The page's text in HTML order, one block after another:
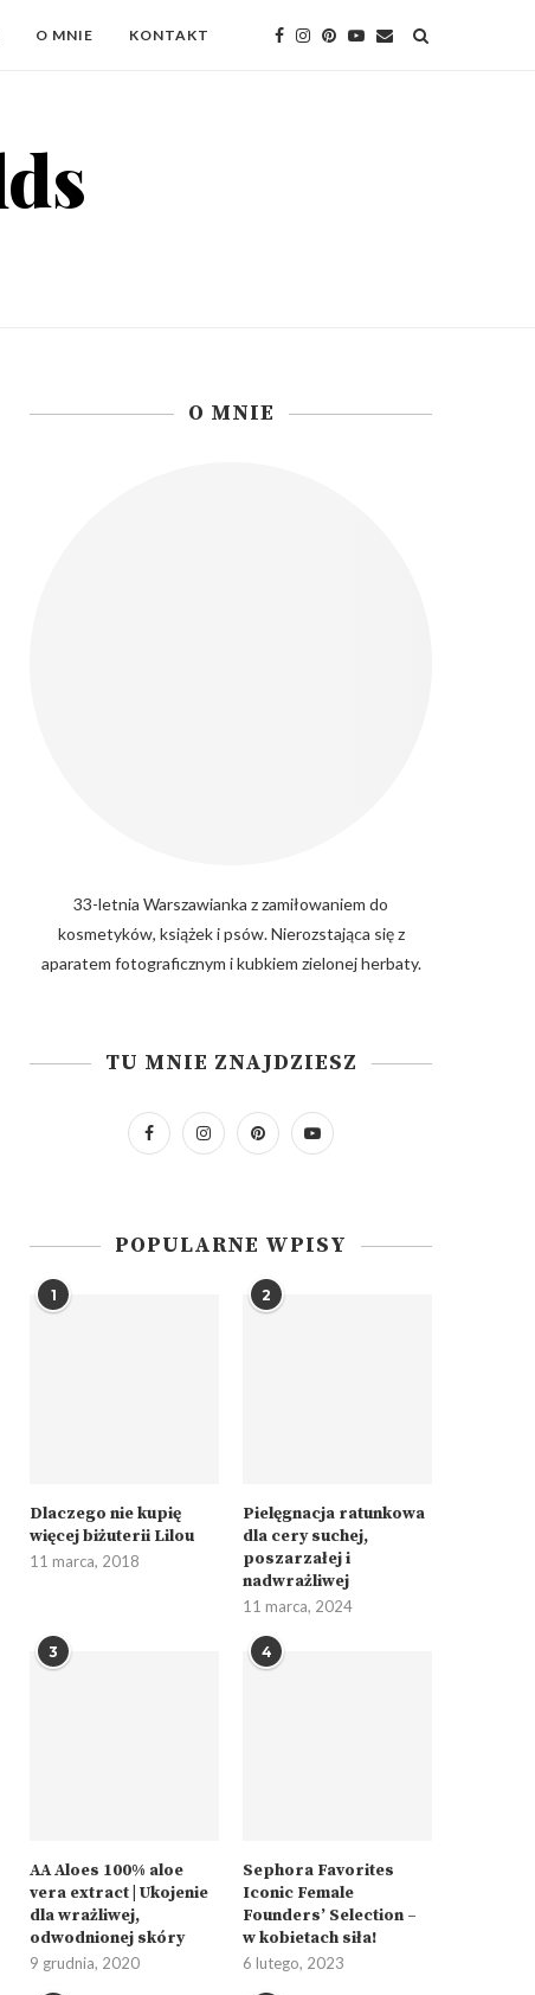
O MNIE KONTAKT
O MNIE
33-letnia Warszawianka z zamiłowaniem do
kosmetyków, książek i psów. Nierozstająca się z
aparatem fotograficznym i kubkiem zielonej herbaty.
TU MNIE ZNAJDZIESZ
POPULARNE WPISY
1
Dlaczego nie kupię
więcej biżuterii Lilou
11 marca, 2018
2
Pielęgnacja ratunkowa
dla cery suchej,
poszarzałej i
nadwrażliwej
11 marca, 2024
3
AA Aloes 100% aloe
vera extract | Ukojenie
dla wrażliwej,
odwodnionej skóry
9 grudnia, 2020
4
Sephora Favorites
Iconic Female
Founders’ Selection –
w kobietach siła!
6 lutego, 2023